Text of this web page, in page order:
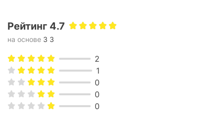
Рейтинг 4.7
на основе 3 3
2
1
0
0
0